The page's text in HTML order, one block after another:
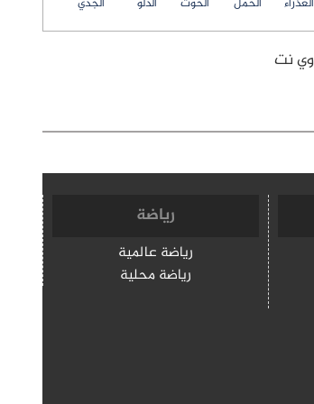
رياضة
رياضة عالمية
رياضة محلية